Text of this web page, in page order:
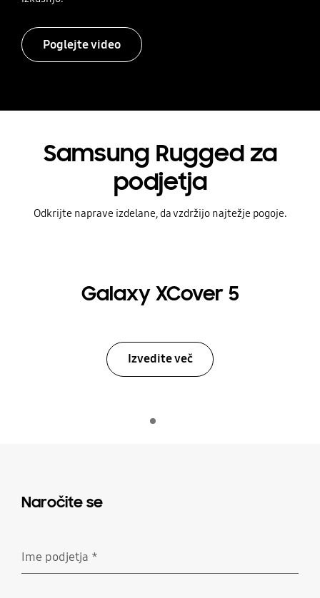
Poglejte video
Samsung Rugged za
podjetja
Odkrijte naprave izdelane, da vzdržijo najtežje pogoje.
Galaxy XCover 5
Izvedite več
Naročite se
Ime podjetja *